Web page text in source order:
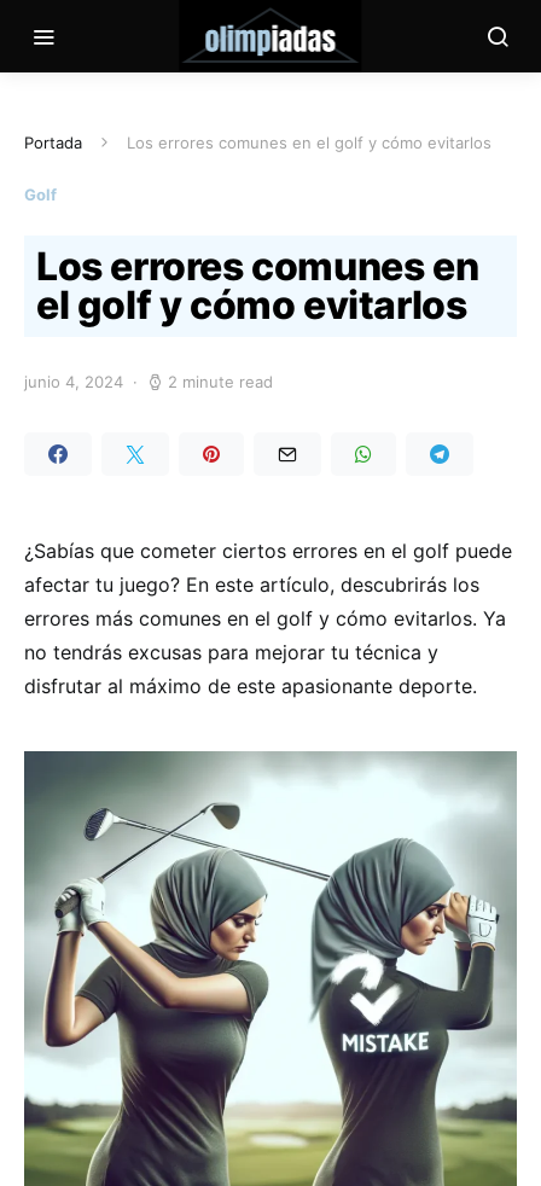
Portada Los errores comunes en el golf y cómo evitarlos
Golf
Los errores comunes en
el golf y cómo evitarlos
junio 4, 2024 2 minute read
¿Sabías que cometer ciertos errores en el golf puede
afectar tu juego? En este artículo, descubrirás los
errores más comunes en el golf y cómo evitarlos. Ya
no tendrás excusas para mejorar tu técnica y
disfrutar al máximo de este apasionante deporte.